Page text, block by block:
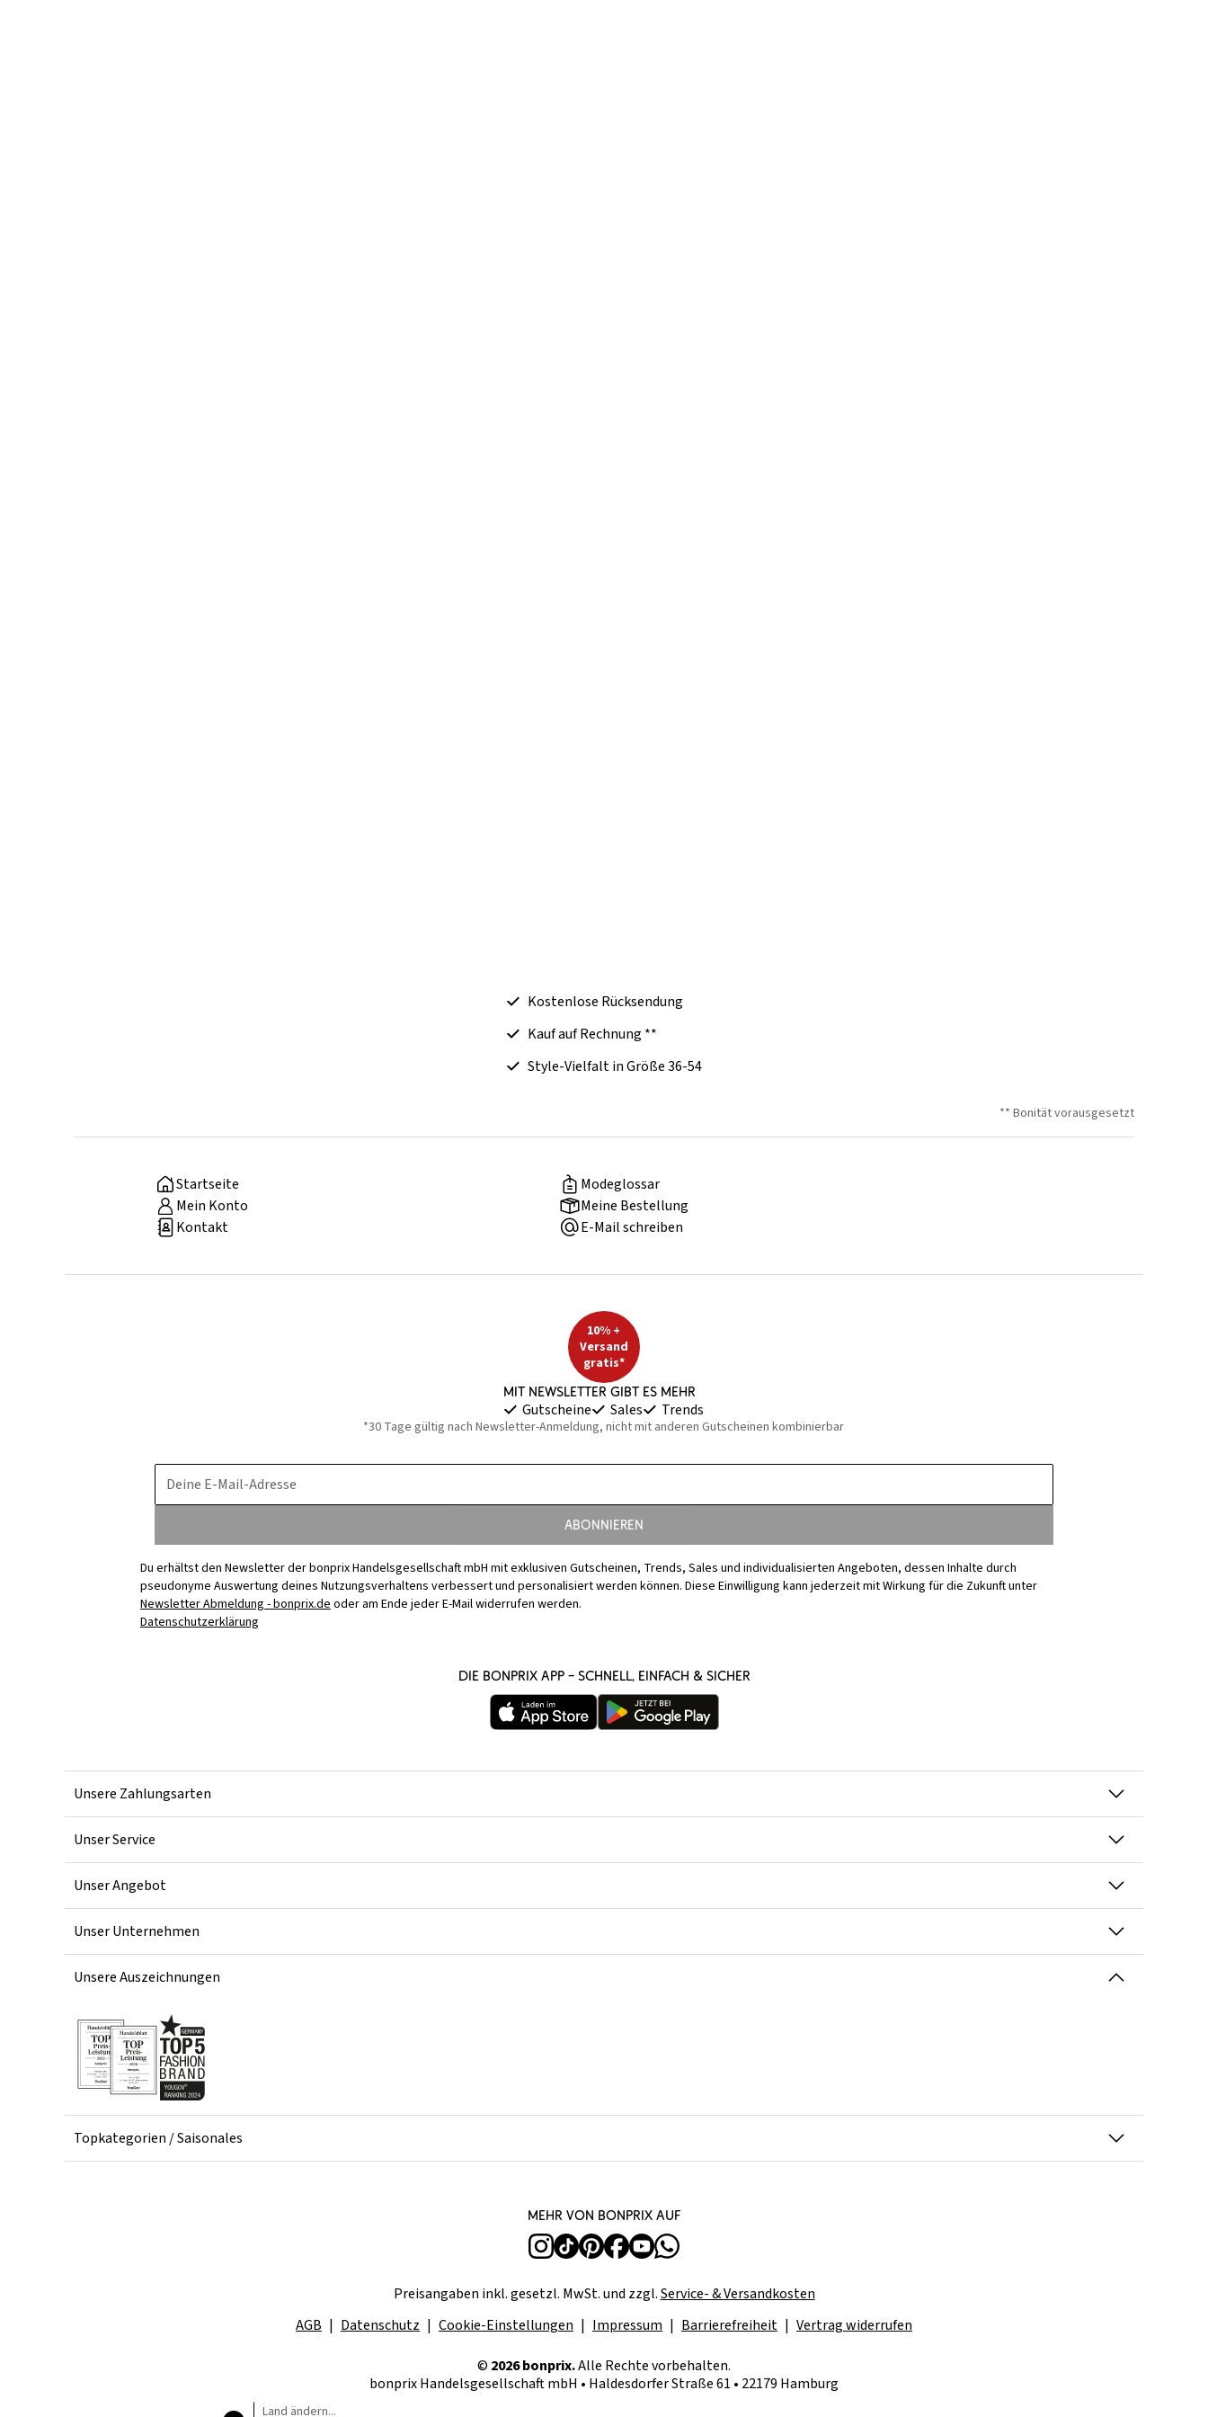
Kostenlose Rücksendung
Kauf auf Rechnung **
Style-Vielfalt in Größe 36-54
** Bonität vorausgesetzt
Startseite
Modeglossar
Mein Konto
Meine Bestellung
Kontakt
E-Mail schreiben
10% +
Versand
gratis*
Mit Newsletter gibt es mehr
Gutscheine Sales Trends
*30 Tage gültig nach Newsletter-Anmeldung, nicht mit anderen Gutscheinen kombinierbar
Deine E-Mail-Adresse
Abonnieren
Du erhältst den Newsletter der bonprix Handelsgesellschaft mbH mit exklusiven Gutscheinen, Trends, Sales und individualisierten Angeboten, dessen Inhalte durch
pseudonyme Auswertung deines Nutzungsverhaltens verbessert und personalisiert werden können. Diese Einwilligung kann jederzeit mit Wirkung für die Zukunft unter
Newsletter Abmeldung - bonprix.deoder am Ende jeder E-Mail widerrufen werden.
Datenschutzerklärung
Die bonprix App – schnell, einfach & sicher
Unsere Zahlungsarten
Unser Service
Unser Angebot
Unser Unternehmen
Unsere Auszeichnungen
Topkategorien / Saisonales
Mehr von bonprix auf
Preisangaben inkl. gesetzl. MwSt. und zzgl.Service- & Versandkosten
AGB
Datenschutz Cookie-Einstellungen Impressum Barrierefreiheit Vertrag widerrufen
© 2026 bonprix.Alle Rechte vorbehalten.
bonprix Handelsgesellschaft mbH • Haldesdorfer Straße 61 • 22179 Hamburg
Land ändern...